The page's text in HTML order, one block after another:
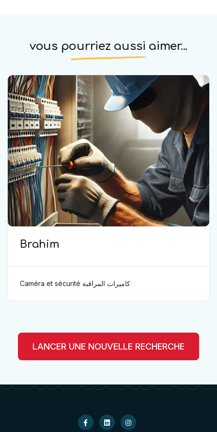
vous pourriez aussi aimer...
Brahim
Caméra et sécurité كاميرات المراقبة
LANCER UNE NOUVELLE RECHERCHE